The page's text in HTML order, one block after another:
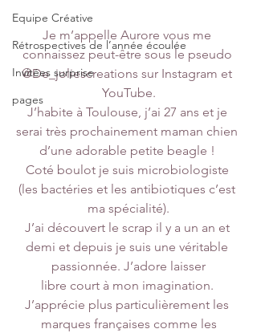
Equipe Créative
Rétrospectives de l’année écoulée
Invitées surprise
pages
Je m’appelle Aurore vous me
connaissez peut-être sous le pseudo
@De_joliescreations sur Instagram et
YouTube.
J’habite à Toulouse, j’ai 27 ans et je
serai très prochainement maman chien
d’une adorable petite beagle !
Coté boulot je suis microbiologiste
(les bactéries et les antibiotiques c’est
ma spécialité).
J’ai découvert le scrap il y a un an et
demi et depuis je suis une véritable
passionnée. J’adore laisser
libre court à mon imagination.
J’apprécie plus particulièrement les
marques françaises comme les